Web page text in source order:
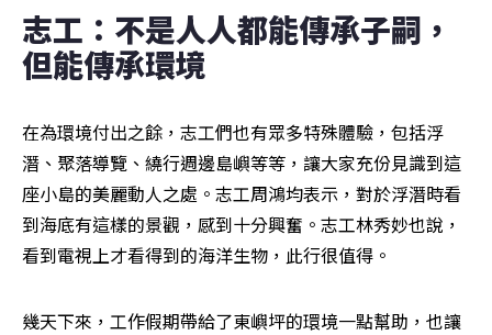
志工：不是人人都能傳承子嗣，
但能傳承環境
在為環境付出之餘，志工們也有眾多特殊體驗，包括浮
潛、聚落導覽、繞行週邊島嶼等等，讓大家充份見識到這
座小島的美麗動人之處。志工周鴻均表示，對於浮潛時看
到海底有這樣的景觀，感到十分興奮。志工林秀妙也說，
看到電視上才看得到的海洋生物，此行很值得。
幾天下來，工作假期帶給了東嶼坪的環境一點幫助，也讓